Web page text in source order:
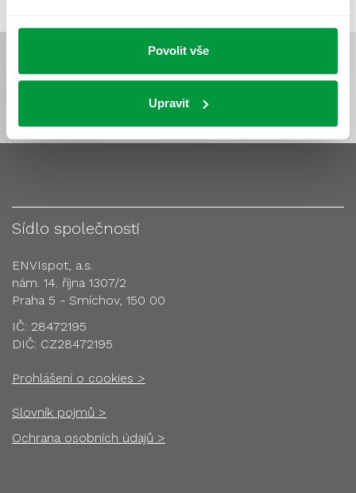
Povolit vše
Upravit
Sídlo společnosti
ENVIspot, a.s.
nám. 14. října 1307/2
Praha 5 - Smíchov, 150 00
IČ: 28472195
DIČ: CZ28472195
Prohlášení o cookies >
Slovník pojmů >
Ochrana osobních údajů >